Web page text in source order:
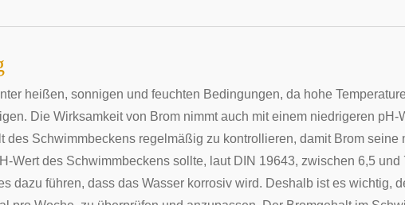
heißen, sonnigen und feuchten Bedingungen, da hohe
Die Wirksamkeit von Brom nimmt auch mit einem niedrigeren pH-
des Schwimmbeckens regelmäßig zu kontrollieren, damit Brom seine
Wert des Schwimmbeckens sollte, laut DIN 19643, zwischen 6,5 und
dazu führen, dass das Wasser korrosiv wird. Deshalb ist es wichtig,